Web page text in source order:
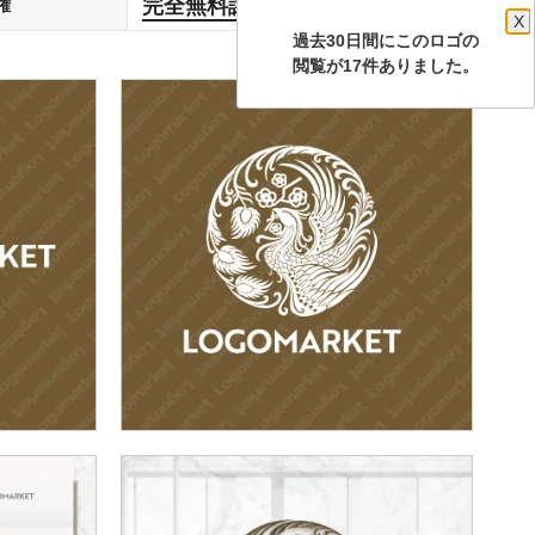
過去30日間にこのロゴの
X
閲覧が17件ありました。